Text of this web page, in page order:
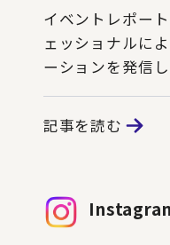
イベントレポー
ェッショナルに
ーションを発信し
記事を読む